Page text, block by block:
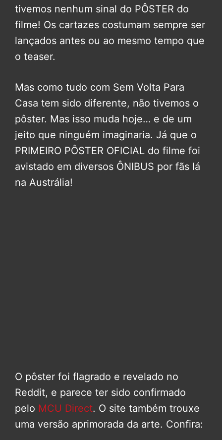
tivemos nenhum sinal do PÔSTER do
filme! Os cartazes costumam sempre ser
lançados antes ou ao mesmo tempo que
o teaser.
Mas como tudo com Sem Volta Para
Casa tem sido diferente, não tivemos o
pôster. Mas isso muda hoje… e de um
jeito que ninguém imaginaria. Já que o
PRIMEIRO PÔSTER OFICIAL do filme foi
avistado em diversos ÔNIBUS por fãs lá
na Austrália!
O pôster foi flagrado e revelado no
Reddit, e parece ter sido confirmado
pelo MCU Direct. O site também trouxe
uma versão aprimorada da arte. Confira: